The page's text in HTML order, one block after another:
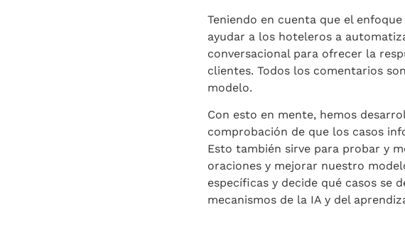
Teniendo en cuenta que el
ayudar a los hoteleros a
conversacional para ofrecer la
clientes. Todos los comentarios
modelo.
Con esto en mente, hemos
comprobación de que los casos
Esto también sirve para probar y
oraciones y mejorar nuestro
específicas y decide qué casos se
mecanismos de la IA y del